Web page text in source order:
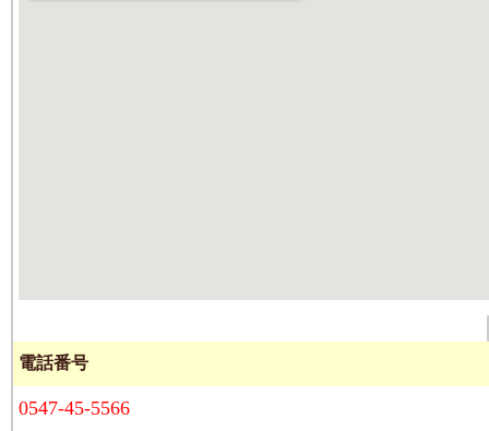
電話番号
0547-45-5566